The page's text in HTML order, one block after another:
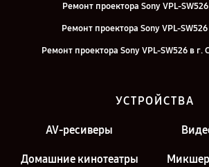
Ремонт проектора Sony VPL-
Ремонт проектора Sony VPL-
Ремонт проектора Sony VPL-SW526 в г.
УСТРОЙСТВА
AV-ресиверы
Домашние кинотеатры